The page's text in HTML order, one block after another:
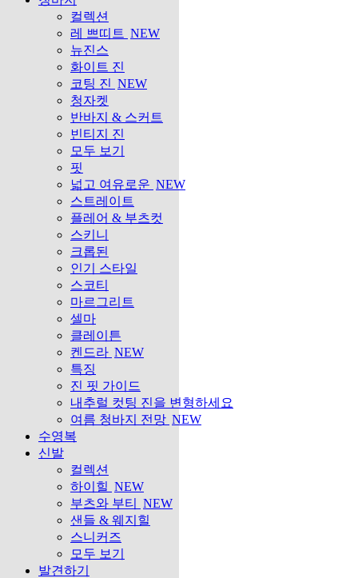
컬렉션
레 쁘띠트 NEW
뉴진스
화이트 진
코팅 진 NEW
청자켓
반바지 & 스커트
빈티지 진
모두 보기
핏
넓고 여유로운 NEW
스트레이트
플레어 & 부츠컷
스키니
크롭된
인기 스타일
스코티
마르그리트
셀마
클레이튼
켄드라 NEW
특징
진 핏 가이드
내추럴 컷팅 진을 변형하세요
여름 청바지 전망 NEW
수영복
신발
컬렉션
하이힐 NEW
부츠와 부티
NEW
샌들 & 웨지힐
스니커즈
모두 보기
발견하기